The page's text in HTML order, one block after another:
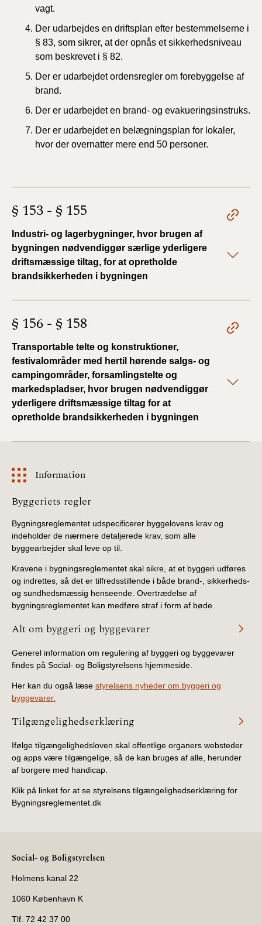
vagt.
Der udarbejdes en driftsplan efter bestemmelserne i
§ 83, som sikrer, at der opnås et sikkerhedsniveau
som beskrevet i § 82.
Der er udarbejdet ordensregler om forebyggelse af
brand.
Der er udarbejdet en brand- og evakueringsinstruks.
Der er udarbejdet en belægningsplan for lokaler,
hvor der overnatter mere end 50 personer.
§ 153 - § 155
Industri- og lagerbygninger, hvor brugen af
bygningen nødvendiggør særlige yderligere
driftsmæssige tiltag, for at opretholde
brandsikkerheden i bygningen
§ 156 - § 158
Transportable telte og konstruktioner,
festivalområder med hertil hørende salgs- og
campingområder, forsamlingstelte og
markedspladser, hvor brugen nødvendiggør
yderligere driftsmæssige tiltag for at
opretholde brandsikkerheden i bygningen
Information
Information
Byggeriets regler
Bygningsreglementet udspecificerer byggelovens krav og
indeholder de nærmere detaljerede krav, som alle
byggearbejder skal leve op til.
Kravene i bygningsreglementet skal sikre, at et byggeri udføres
og indrettes, så det er tilfredsstillende i både brand-, sikkerheds-
og sundhedsmæssig henseende. Overtrædelse af
bygningsreglementet kan medføre straf i form af bøde.
Alt om byggeri og byggevarer
Generel information om regulering af byggeri og byggevarer
findes på Social- og Boligstyrelsens hjemmeside.
Her kan du også læse styrelsens nyheder om byggeri og
byggevarer.
Tilgængelighedserklæring
Ifølge tilgængelighedsloven skal offentlige organers websteder
og apps være tilgængelige, så de kan bruges af alle, herunder
af borgere med handicap.
Klik på linket for at se styrelsens tilgængelighedserklæring for
Bygningsreglementet.dk
Social- og Boligstyrelsen
Holmens kanal 22
1060 København K
Tlf. 72 42 37 00